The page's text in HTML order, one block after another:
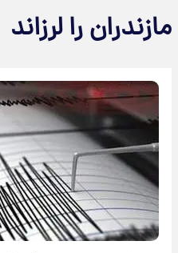
مازندران را لرزاند